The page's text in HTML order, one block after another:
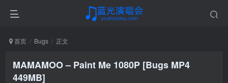
首页 Bugs 正文
MAMAMOO – Paint Me 1080P [Bugs MP4
449MB]